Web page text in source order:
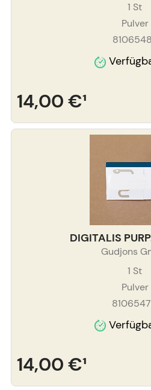
1 St
Pulver
14,00 €¹
DIGITALIS
Gudjons
1 St
Pulver
14,00 €¹